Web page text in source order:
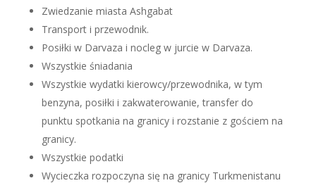
Zwiedzanie miasta Ashgabat
Transport i przewodnik.
Posiłki w Darvaza i nocleg w jurcie w Darvaza.
Wszystkie śniadania
Wszystkie wydatki kierowcy/przewodnika, w tym
benzyna, posiłki i zakwaterowanie, transfer do
punktu spotkania na granicy i rozstanie z gościem na
granicy.
Wszystkie podatki
Wycieczka rozpoczyna się na granicy Turkmenistanu